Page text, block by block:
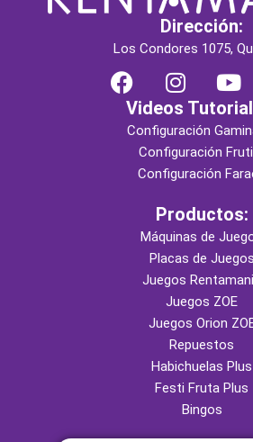
Dirección:
Los Condores 1075,
F
a
c
e
I
n
s
t
a
g
r
a
m
Y
o
u
t
u
b
e
Videos
Configuración
Configuración
Configuración
Productos:
Máquinas de
Placas de Juegos
Juegos
Juegos ZOE
Juegos Orion
Repuestos
Habichuelas Plus
Festi Fruta Plus
Bingos